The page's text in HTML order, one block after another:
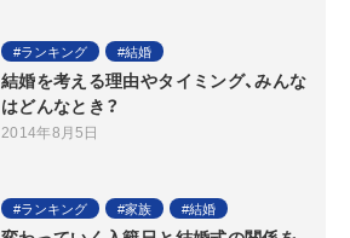
ランキング 結婚
結婚を考える理由やタイミング、みんな
はどんなとき？
2014年8月5日
ランキング 家族 結婚